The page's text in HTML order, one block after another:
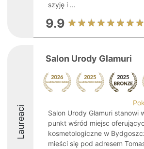
szyję i ...
9.9
Laureaci
Salon Urody Glamuri
Salon Urody Glamuri stanowi
punkt wśród miejsc
kosmetologiczne w
mieści się pod adresem